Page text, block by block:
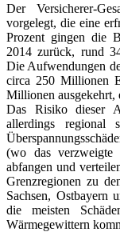
Der Versicherer-
vorgelegt, die eine
Prozent gingen die
2014 zurück, rund
Die Aufwendungen
circa 250 Millionen
Millionen ausgekehrt,
Das Risiko dieser
allerdings regional
(wo das verzweigte
abfangen und
Grenzregionen zu
Sachsen, Ostbayern
die meisten
Wärmegewittern